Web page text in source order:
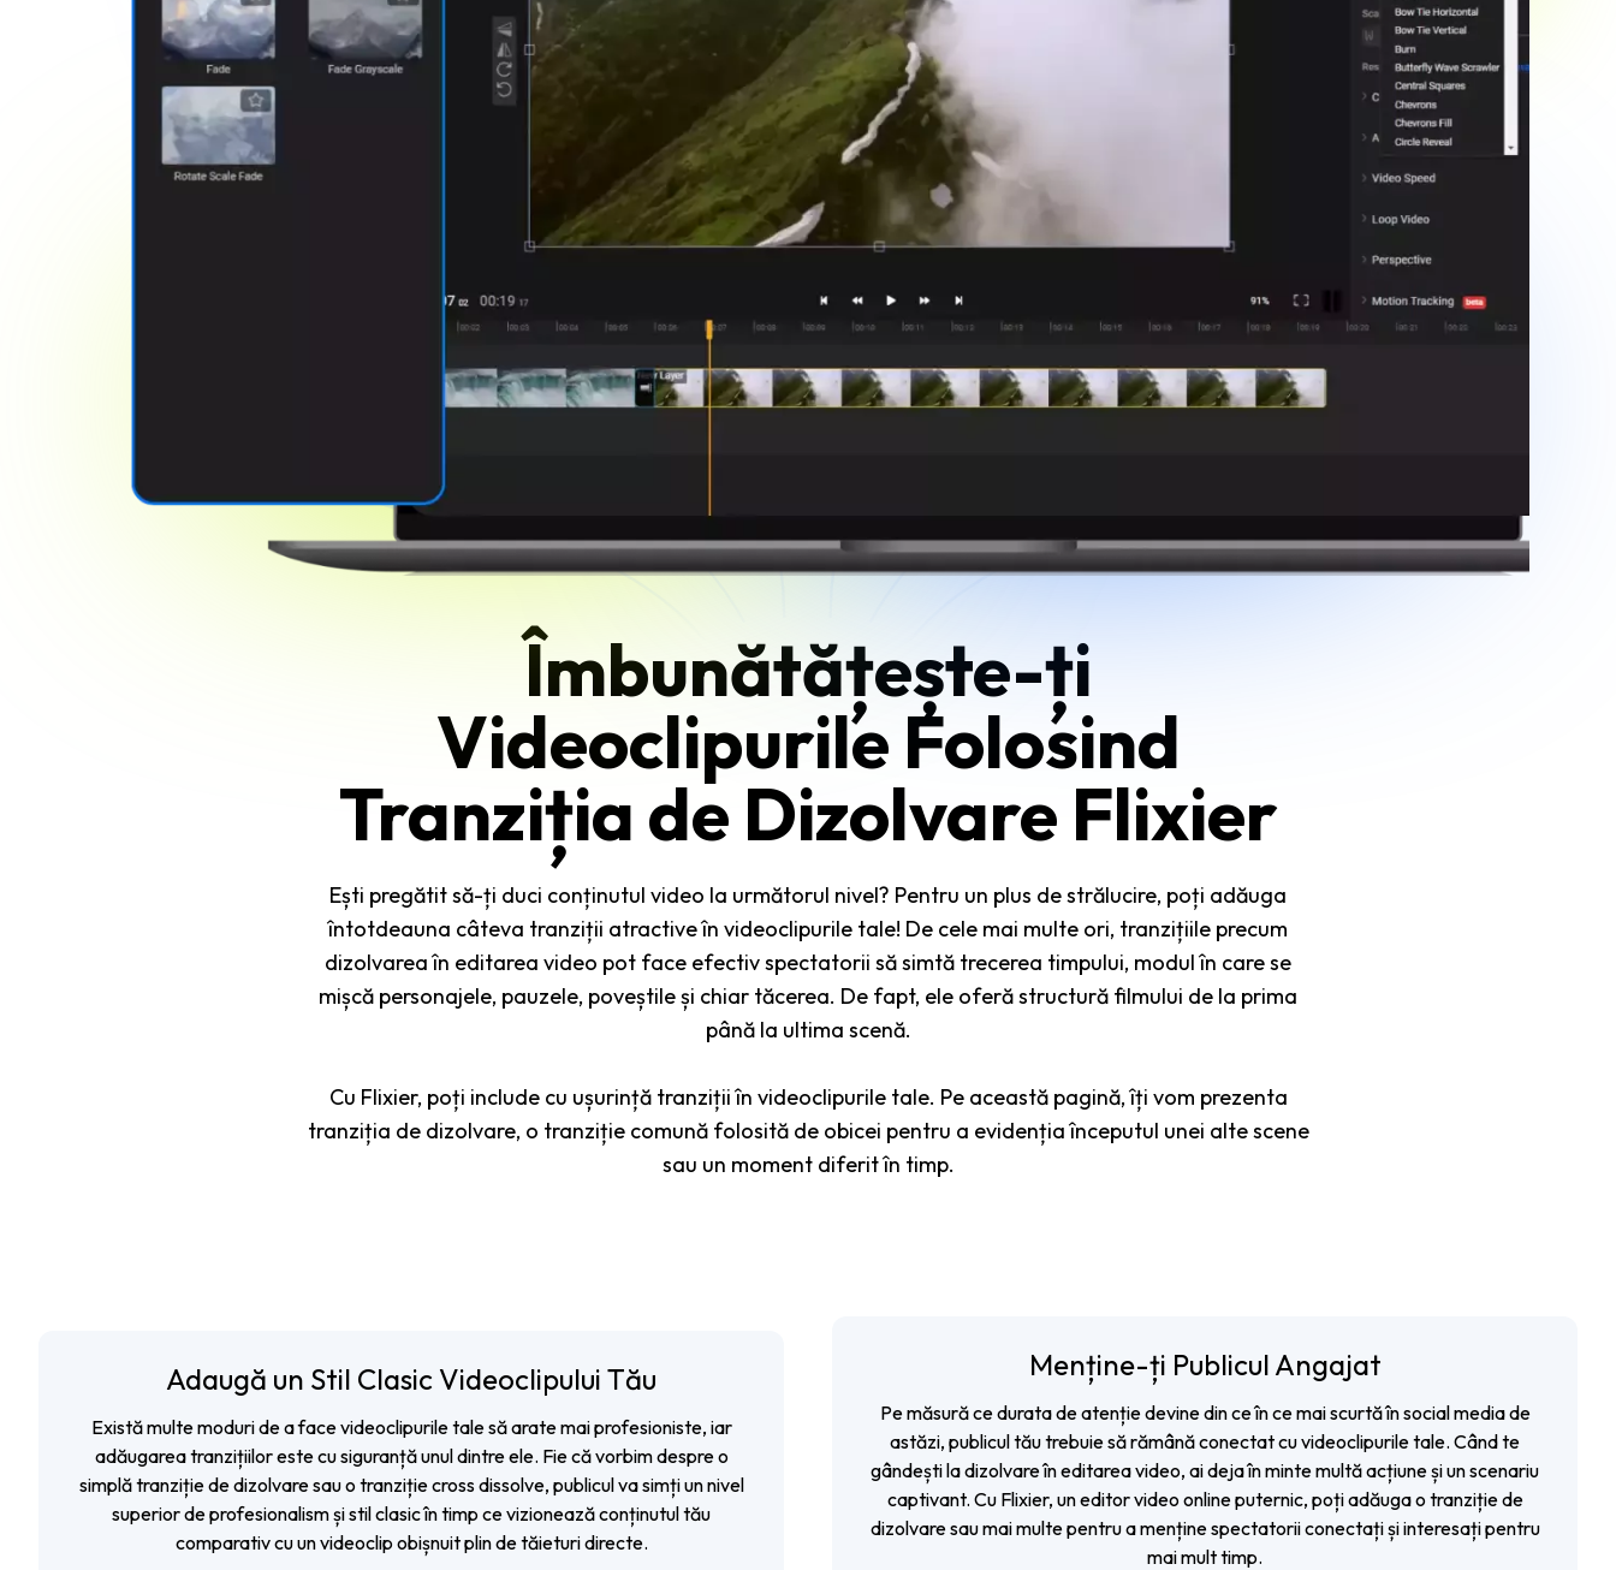
Îmbunătățește-ți
Videoclipurile Folosind
Tranziția de Dizolvare Flixier
Ești pregătit să-ți duci conținutul video la următorul nivel? Pentru un plus de strălucire, poți adăuga
întotdeauna câteva tranziții atractive în videoclipurile tale! De cele mai multe ori, tranzițiile precum
dizolvarea în editarea video pot face efectiv spectatorii să simtă trecerea timpului, modul în care se
mișcă personajele, pauzele, poveștile și chiar tăcerea. De fapt, ele oferă structură filmului de la prima
până la ultima scenă.
Cu Flixier, poți include cu ușurință tranziții în videoclipurile tale. Pe această pagină, îți vom prezenta
tranziția de dizolvare, o tranziție comună folosită de obicei pentru a evidenția începutul unei alte scene
sau un moment diferit în timp.
Adaugă un Stil Clasic Videoclipului Tău
Există multe moduri de a face videoclipurile tale să arate mai profesioniste, iar
adăugarea tranzițiilor este cu siguranță unul dintre ele. Fie că vorbim despre o
simplă tranziție de dizolvare sau o tranziție cross dissolve, publicul va simți un nivel
superior de profesionalism și stil clasic în timp ce vizionează conținutul tău
comparativ cu un videoclip obișnuit plin de tăieturi directe.
Menține-ți Publicul Angajat
Pe măsură ce durata de atenție devine din ce în ce mai scurtă în social media de
astăzi, publicul tău trebuie să rămână conectat cu videoclipurile tale. Când te
gândești la dizolvare în editarea video, ai deja în minte multă acțiune și un scenariu
captivant. Cu Flixier, uneditor video onlineputernic, poți adăuga o tranziție de
dizolvare sau mai multe pentru a menține spectatorii conectați și interesați pentru
mai mult timp.